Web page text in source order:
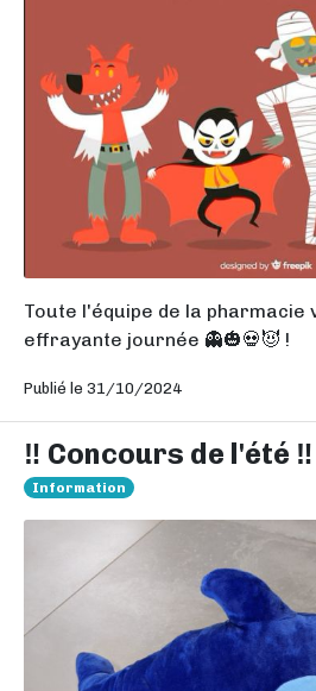
Toute l'équipe de la pharmacie
effrayante journée 👻🎃💀😈 !
Publié le 31/10/2024
‼️ Concours de l'été ‼️
Information